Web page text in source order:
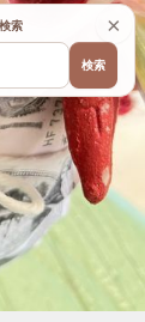
×
索
検索